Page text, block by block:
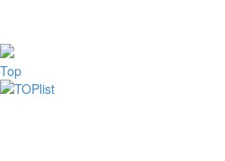
Top